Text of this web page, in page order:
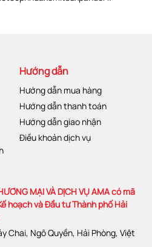
Hướng dẫn
Hướng dẫn mua hàng
Hướng dẫn thanh toán
Hướng dẫn giao nhận
Điều khoản dịch vụ
MẠI VÀ DỊCH VỤ AMA có mã
hoạch và Đầu tư Thành phố Hải
Chai, Ngô Quyền, Hải Phòng, Việt